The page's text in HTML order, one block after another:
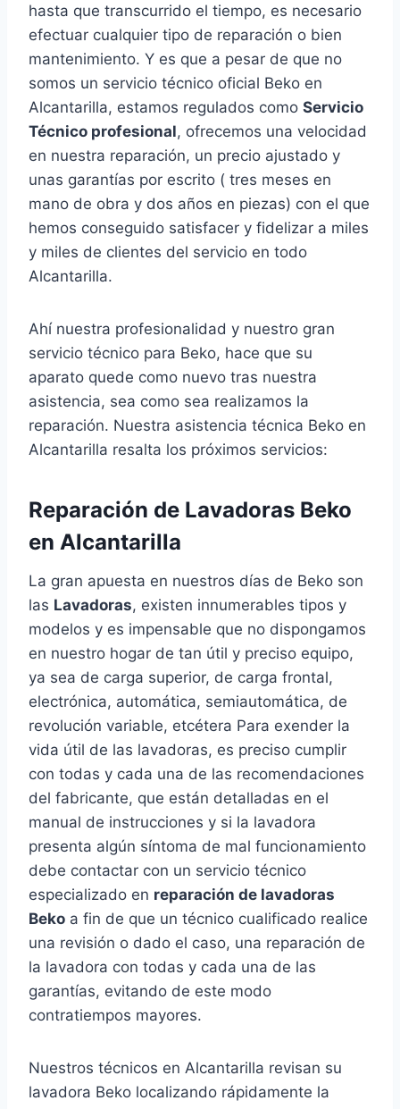
hasta que transcurrido el tiempo, es necesario
efectuar cualquier tipo de reparación o bien
mantenimiento. Y es que a pesar de que no
somos un servicio técnico oficial Beko en
Alcantarilla, estamos regulados como Servicio
Técnico profesional, ofrecemos una velocidad
en nuestra reparación, un precio ajustado y
unas garantías por escrito ( tres meses en
mano de obra y dos años en piezas) con el que
hemos conseguido satisfacer y fidelizar a miles
y miles de clientes del servicio en todo
Alcantarilla.
Ahí nuestra profesionalidad y nuestro gran
servicio técnico para Beko, hace que su
aparato quede como nuevo tras nuestra
asistencia, sea como sea realizamos la
reparación. Nuestra asistencia técnica Beko en
Alcantarilla resalta los próximos servicios:
Reparación de Lavadoras Beko
en Alcantarilla
La gran apuesta en nuestros días de Beko son
las Lavadoras, existen innumerables tipos y
modelos y es impensable que no dispongamos
en nuestro hogar de tan útil y preciso equipo,
ya sea de carga superior, de carga frontal,
electrónica, automática, semiautomática, de
revolución variable, etcétera Para exender la
vida útil de las lavadoras, es preciso cumplir
con todas y cada una de las recomendaciones
del fabricante, que están detalladas en el
manual de instrucciones y si la lavadora
presenta algún síntoma de mal funcionamiento
debe contactar con un servicio técnico
especializado en reparación de lavadoras
Beko a fin de que un técnico cualificado realice
una revisión o dado el caso, una reparación de
la lavadora con todas y cada una de las
garantías, evitando de este modo
contratiempos mayores.
Nuestros técnicos en Alcantarilla revisan su
lavadora Beko localizando rápidamente la